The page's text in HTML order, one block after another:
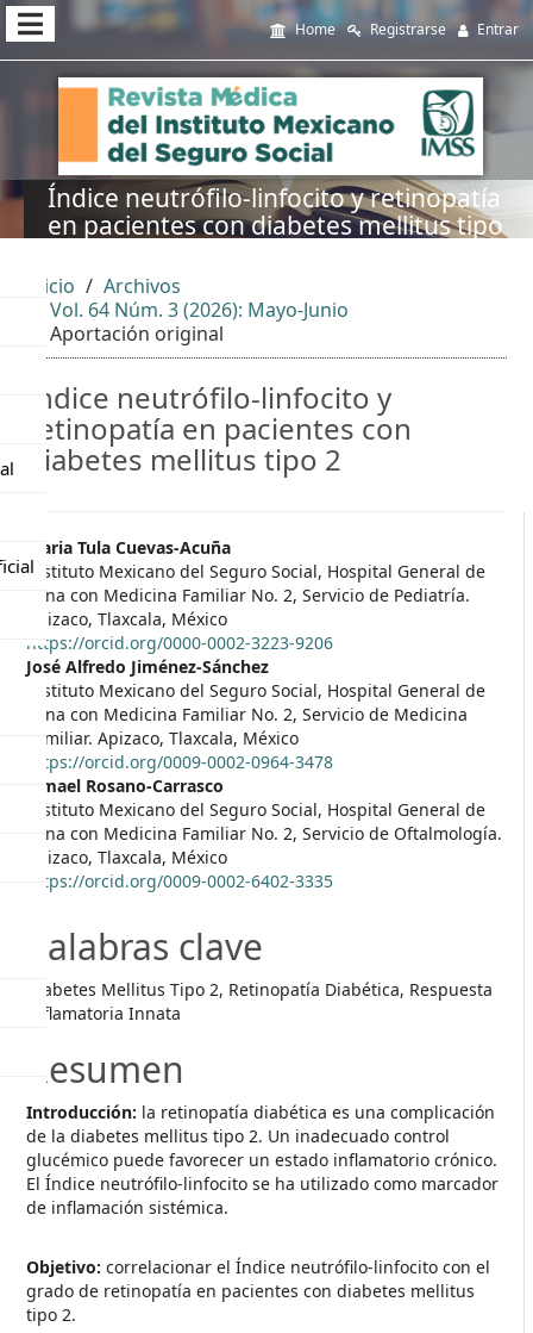
##plugins.themes.themeEleven.accessible_menu.sidebar##
Home Registrarse Entrar
Índice neutrófilo-linfocito y retinopatía
en pacientes con diabetes mellitus tipo
Inicio
Archivos
Vol. 64 Núm. 3 (2026): Mayo-Junio
Aportación original
Índice neutrófilo-linfocito y
retinopatía en pacientes con
diabetes mellitus tipo 2
Maria Tula Cuevas-Acuña
Instituto Mexicano del Seguro Social, Hospital General de
Zona con Medicina Familiar No. 2, Servicio de Pediatría.
Apizaco, Tlaxcala, México
https://orcid.org/0000-0002-3223-9206
José Alfredo Jiménez-Sánchez
Instituto Mexicano del Seguro Social, Hospital General de
Zona con Medicina Familiar No. 2, Servicio de Medicina
Familiar. Apizaco, Tlaxcala, México
https://orcid.org/0009-0002-0964-3478
Ismael Rosano-Carrasco
Instituto Mexicano del Seguro Social, Hospital General de
Zona con Medicina Familiar No. 2, Servicio de Oftalmología.
Apizaco, Tlaxcala, México
https://orcid.org/0009-0002-6402-3335
Palabras clave
Diabetes Mellitus Tipo 2, Retinopatía Diabética, Respuesta
Inflamatoria Innata
Resumen
Introducción: la retinopatía diabética es una complicación
de la diabetes mellitus tipo 2. Un inadecuado control
glucémico puede favorecer un estado inflamatorio crónico.
El Índice neutrófilo-linfocito se ha utilizado como marcador
de inflamación sistémica.
Objetivo: correlacionar el Índice neutrófilo-linfocito con el
grado de retinopatía en pacientes con diabetes mellitus
tipo 2.